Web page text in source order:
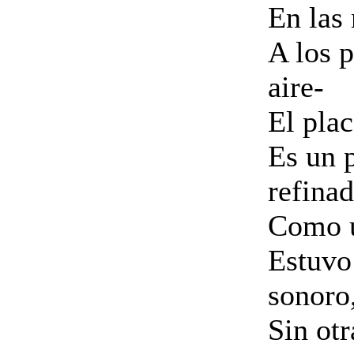
En las
A los
aire-
El
Es un
Como
Sin